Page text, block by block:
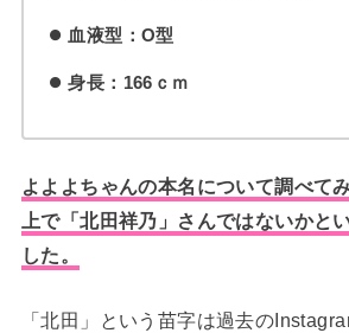
血液型：O型
身長：166ｃｍ
よよよちゃんの本名について調べて
上で「北田祥乃」さんではないかと
した。
「北田」という苗字は過去の